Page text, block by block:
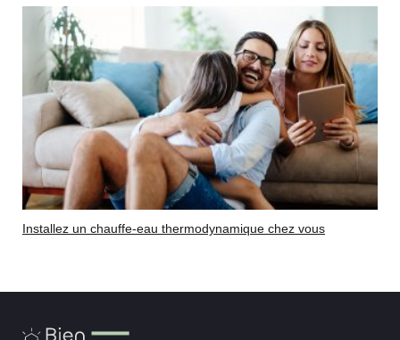
Installez un chauffe-eau thermodynamique chez vous
Bien